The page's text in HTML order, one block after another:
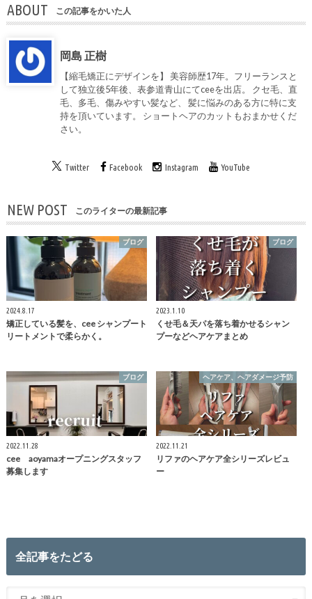
ABOUT この記事をかいた人
岡島 正樹
【縮毛矯正にデザインを】 美容師歴17年。フリーランスと
して独立後5年後、表参道青山にてceeを出店。 クセ毛、直
毛、多毛、傷みやすい髪など、 髪に悩みのある方に特に支
持を頂いています。 ショートヘアのカットもおまかせくだ
さい。
Twitter Facebook Instagram YouTube
NEW POST このライターの最新記事
ブログ
2024.8.17
矯正している髪を、cee シャンプート
リートメントで柔らかく。
ブログ
2023.1.10
くせ毛＆天パを落ち着かせるシャン
プーなどヘアケアまとめ
ブログ
2022.11.28
cee aoyamaオープニングスタッフ
募集します
ヘアケア、ヘアダメージ予防
2022.11.21
リファのヘアケア全シリーズレビュ
ー
全記事をたどる